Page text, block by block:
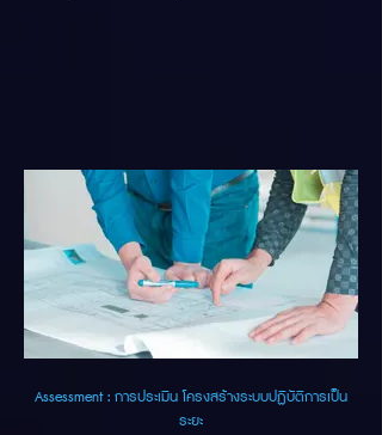
Assessment : การประเมิน โครงสร้างระบบปฏิบัติการเป็น
ระยะ